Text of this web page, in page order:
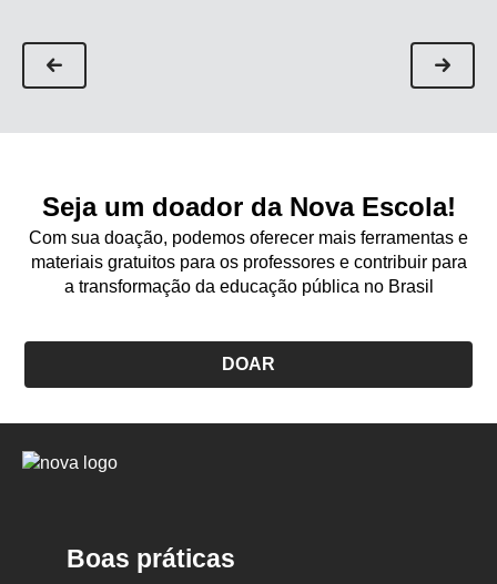
Seja um doador da Nova Escola!
Com sua doação, podemos oferecer mais ferramentas e
materiais gratuitos para os professores e contribuir para
a transformação da educação pública no Brasil
DOAR
Logo
Boas práticas